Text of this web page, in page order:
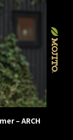
– ARCH